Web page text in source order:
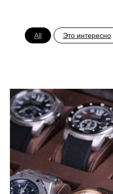
All Это интересно